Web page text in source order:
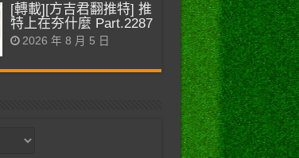
[轉載][方吉君翻推特] 推
特上在夯什麼 Part.2287
2026 年 8 月 5 日